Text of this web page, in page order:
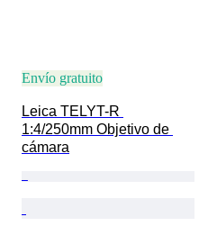
Envío gratuito
Leica TELYT-R
1:4/250mm Objetivo de
cámara